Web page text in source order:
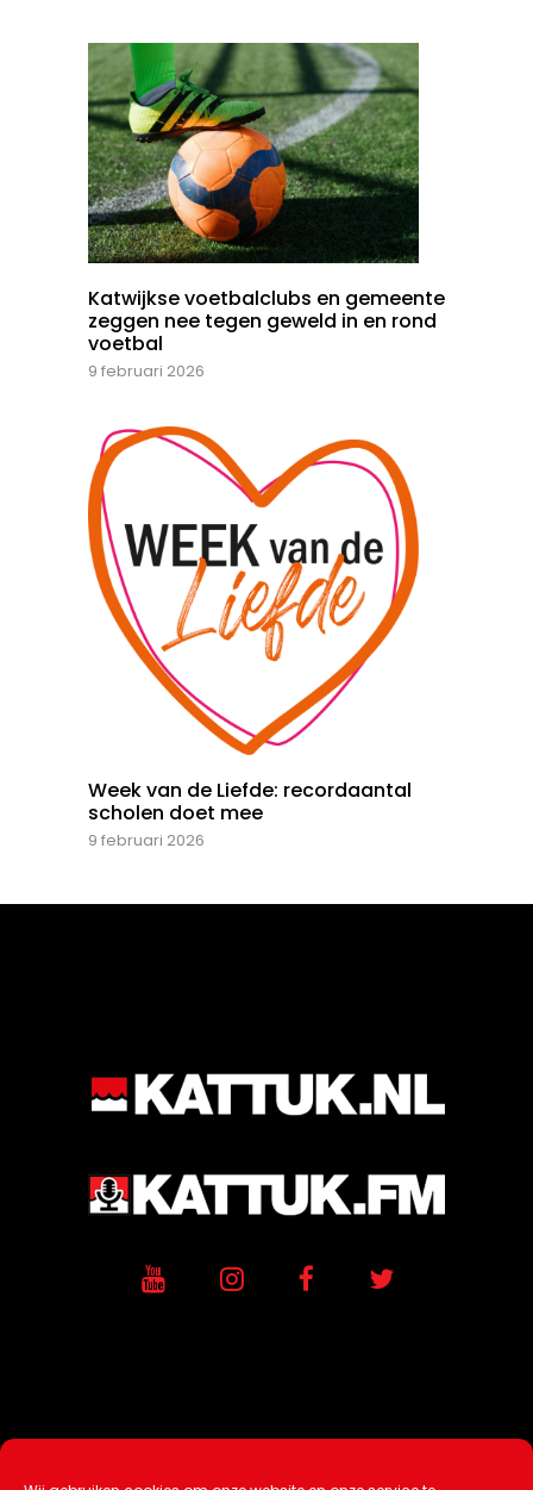
Katwijkse voetbalclubs en gemeente
zeggen nee tegen geweld in en rond
voetbal
9 februari 2026
Week van de Liefde: recordaantal
scholen doet mee
9 februari 2026